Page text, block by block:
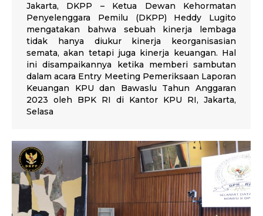
Jakarta, DKPP – Ketua Dewan Kehormatan
Penyelenggara Pemilu (DKPP) Heddy Lugito
mengatakan bahwa sebuah kinerja lembaga
tidak hanya diukur kinerja keorganisasian
semata, akan tetapi juga kinerja keuangan. Hal
ini disampaikannya ketika memberi sambutan
dalam acara Entry Meeting Pemeriksaan Laporan
Keuangan KPU dan Bawaslu Tahun Anggaran
2023 oleh BPK RI di Kantor KPU RI, Jakarta,
Selasa